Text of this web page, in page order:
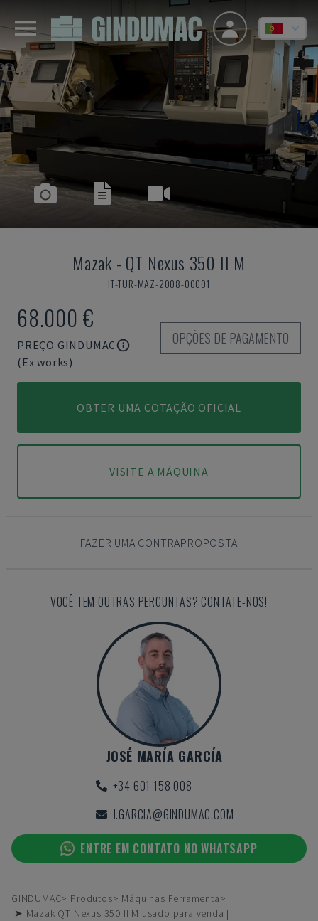
Mazak - QT Nexus 350 II M
IT-TUR-MAZ-2008-00001
68.000 €
PREÇO GINDUMAC
(Ex works)
OPÇÕES DE PAGAMENTO
OBTER UMA COTAÇÃO OFICIAL
VISITE A MÁQUINA
FAZER UMA CONTRAPROPOSTA
VOCÊ TEM OUTRAS PERGUNTAS? CONTATE-NOS!
JOSÉ MARÍA GARCÍA
+34 601 158 008
J.GARCIA@GINDUMAC.COM
ENTRE EM CONTATO NO WHATSAPP
GINDUMAC Produtos
Máquinas Ferramenta
➤ Mazak QT Nexus 350 II M usado para venda |